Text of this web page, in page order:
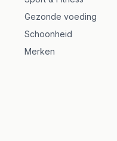
Extract 700 mg kapslar
Gezonde voeding
Schoonheid
Merken